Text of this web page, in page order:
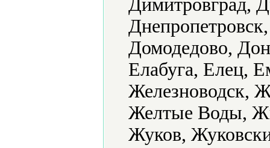
Димитровград,
Домодедово,
Елабуга, Елец,
Железноводск,
Желтые Воды,
Жуков,